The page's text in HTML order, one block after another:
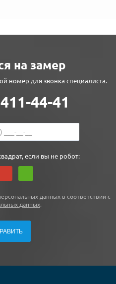
на замер
номер для звонка специалиста.
44-41
если вы не робот:
данных в соответствии с
данных